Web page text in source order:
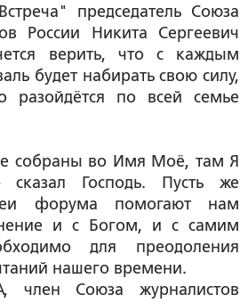
председатель Союза
России Никита Сергеевич
верить, что с каждым
будет набирать свою силу,
разойдётся по всей семье
собраны во Имя Моё, там Я
Господь. Пусть же
форума помогают нам
и с Богом, и с самим
для преодоления
нашего времени.
, член Союза журналистов